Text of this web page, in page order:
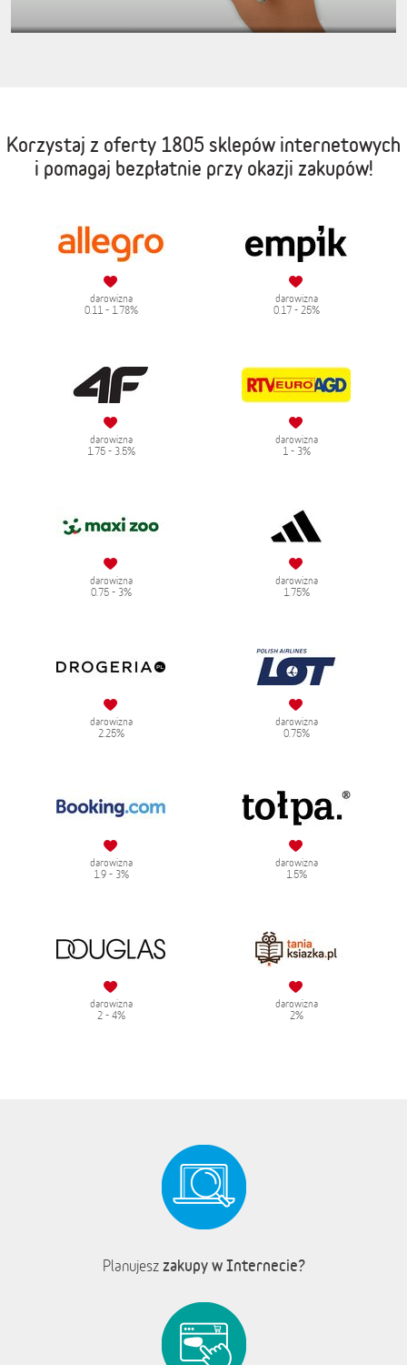
Korzystaj z oferty 1805 sklepów internetowych
i pomagaj bezpłatnie przy okazji zakupów!
darowizna
0.11 - 1.78%
darowizna
0.17 - 25%
darowizna
1.75 - 3.5%
darowizna
1 - 3%
darowizna
0.75 - 3%
darowizna
1.75%
darowizna
2.25%
darowizna
0.75%
darowizna
1.9 - 3%
darowizna
1.5%
darowizna
2 - 4%
darowizna
2%
Planujesz zakupy w Internecie?